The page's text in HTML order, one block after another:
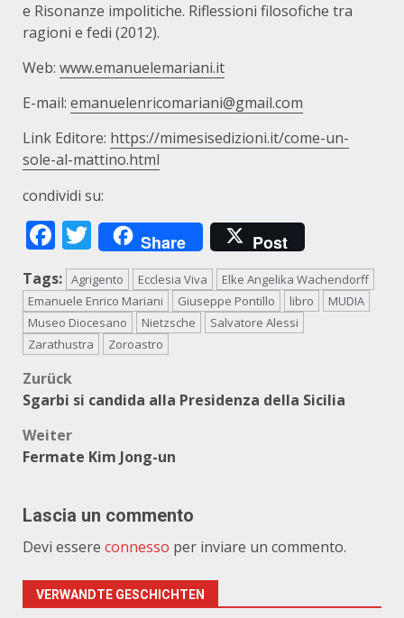
e Risonanze impolitiche. Riflessioni filosofiche tra
ragioni e fedi (2012).
Web: www.emanuelemariani.it
E-mail: emanuelenricomariani@gmail.com
Link Editore: https://mimesisedizioni.it/come-un-
sole-al-mattino.html
condividi su:
Facebook
Twitter
Share Post
Tags: Agrigento Ecclesia Viva
Elke Angelika Wachendorff
Emanuele Enrico Mariani
Giuseppe Pontillo libro
MUDIA
Museo Diocesano
Nietzsche
Salvatore Alessi
Zarathustra
Zoroastro
Beitragsnavigation
Zurück
Sgarbi si candida alla Presidenza della Sicilia
Weiter
Fermate Kim Jong-un
Lascia un commento
Devi essere connesso per inviare un commento.
VERWANDTE GESCHICHTEN